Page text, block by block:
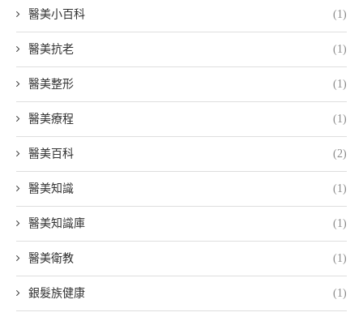
醫美小百科 (1)
醫美抗老 (1)
醫美整形 (1)
醫美療程 (1)
醫美百科 (2)
醫美知識 (1)
醫美知識庫 (1)
醫美衛教 (1)
銀髮族健康 (1)